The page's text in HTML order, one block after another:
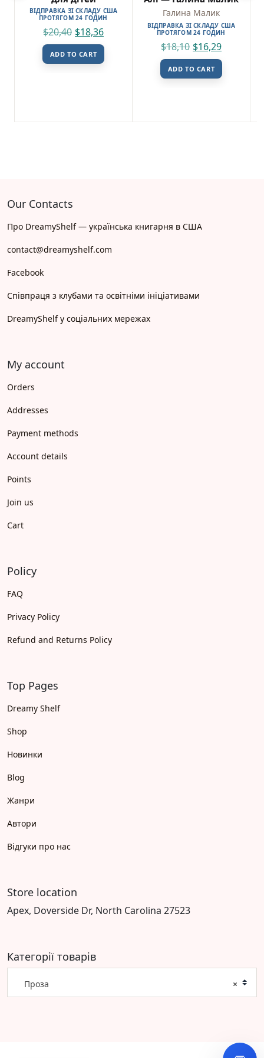
Купити Безнадія на DreamyShelf.com можна
з швидкою доставкою по всій території США
та Канади. Замовляйте онлайн українські
книги з надійним пакуванням та швидким
відправленням.
ВІДПРАВКА ЗІ СКЛАДУ США
ПРОТЯГОМ 24 ГОДИН
$20,40 $18,36
ADD TO CART
Галина Малик
ВІДПРАВКА ЗІ СКЛАДУ США
ПРОТЯГОМ 24 ГОДИН
$18,10 $16,29
ADD TO CART
Our Contacts
Про DreamyShelf — українська книгарня в США
contact@dreamyshelf.com
Facebook
Співпраця з клубами та освітніми ініціативами
DreamyShelf у соціальних мережах
My account
Orders
Addresses
Payment methods
Account details
Points
Join us
Cart
Policy
FAQ
Privacy Policy
Refund and Returns Policy
Top Pages
Dreamy Shelf
Shop
Новинки
Blog
Жанри
Автори
Відгуки про нас
Store location
Apex, Doverside Dr, North Carolina 27523
Категорії товарів
×
Проза